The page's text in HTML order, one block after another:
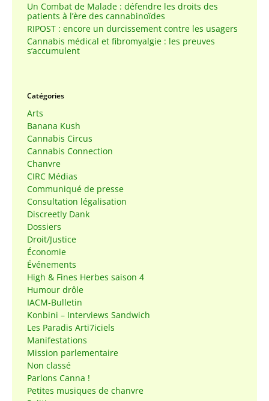
Un Combat de Malade : défendre les droits des
patients à l’ère des cannabinoïdes
RIPOST : encore un durcissement contre les usagers
Cannabis médical et fibromyalgie : les preuves
s’accumulent
Catégories
Arts
Banana Kush
Cannabis Circus
Cannabis Connection
Chanvre
CIRC Médias
Communiqué de presse
Consultation légalisation
Discreetly Dank
Dossiers
Droit/Justice
Économie
Événements
High & Fines Herbes saison 4
Humour drôle
IACM-Bulletin
Konbini – Interviews Sandwich
Les Paradis Arti7iciels
Manifestations
Mission parlementaire
Non classé
Parlons Canna !
Petites musiques de chanvre